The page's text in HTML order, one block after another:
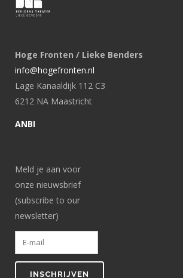
Hoge Fronten / Lieke Benders
info@hogefronten.nl
Lage Kanaaldijk 112 C3
6212 NA Maastricht
ANBI
Meld je aan voor
onze nieuwsbrief
(subscribe to our
newsletter)